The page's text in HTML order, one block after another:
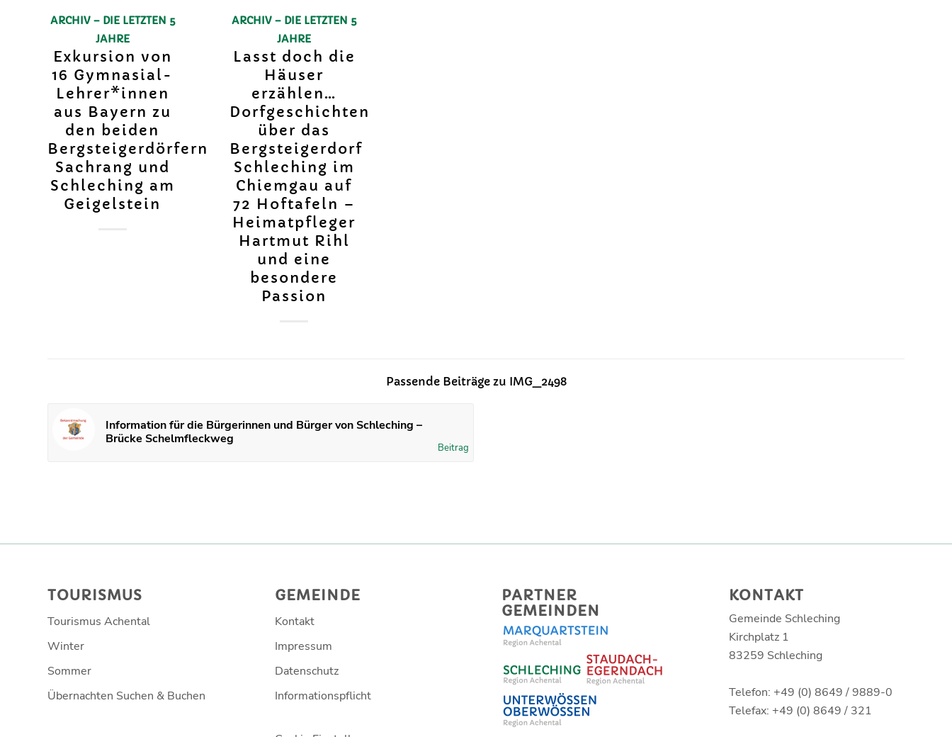
ARCHIV – DIE LETZTEN 5
JAHRE
Exkursion von
16 Gymnasial-
Lehrer*innen
aus Bayern zu
den beiden
Bergsteigerdörfern
Sachrang und
Schleching am
Geigelstein
ARCHIV – DIE LETZTEN 5
JAHRE
Lasst doch die
Häuser
erzählen…
Dorfgeschichten
über das
Bergsteigerdorf
Schleching im
Chiemgau auf
72 Hoftafeln –
Heimatpfleger
Hartmut Rihl
und eine
besondere
Passion
Passende Beiträge zu IMG_2498
Information für die Bürgerinnen und Bürger von Schleching –
Brücke Schelmfleckweg
Beitrag
TOURISMUS
Tourismus Achental
Winter
Sommer
Übernachten Suchen & Buchen
GEMEINDE
Kontakt
Impressum
Datenschutz
Informationspflicht
PARTNER
GEMEINDEN
KONTAKT
Gemeinde Schleching
Kirchplatz 1
83259 Schleching
Telefon: +49 (0) 8649 / 9889-0
Telefax: +49 (0) 8649 / 321